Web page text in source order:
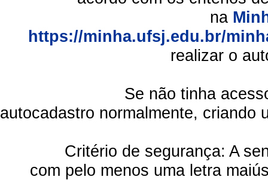
na
https://minha.ufsj.edu.br/
realizar o
Se não tinha acesso e/ou
autocadastro normalmente, criando
Critério de segurança: A
com pelo menos uma letra